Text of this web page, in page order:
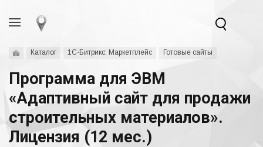
Каталог 1С-Битрикс: Маркетплейс Готовые сайты
Программа для ЭВМ
«Адаптивный сайт для продажи
строительных материалов».
Лицензия (12 мес.)